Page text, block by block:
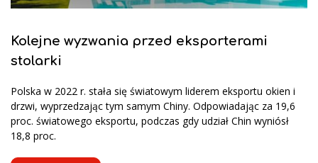
Kolejne wyzwania przed eksporterami
stolarki
Polska w 2022 r. stała się światowym liderem eksportu okien i
drzwi, wyprzedzając tym samym Chiny. Odpowiadając za 19,6
proc. światowego eksportu, podczas gdy udział Chin wyniósł
18,8 proc.